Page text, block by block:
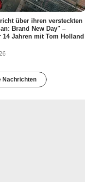
über ihren versteckten
Brand New Day" –
Jahren mit Tom Holland
Nachrichten